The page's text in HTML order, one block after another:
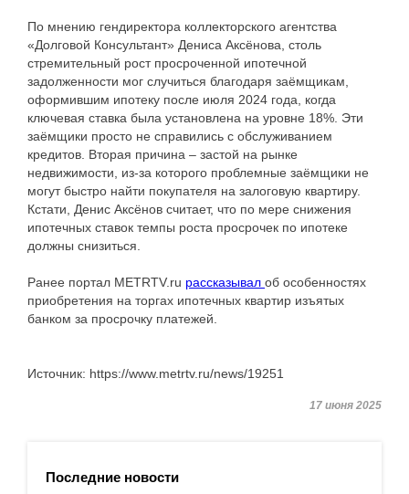
По мнению гендиректора коллекторского агентства
«Долговой Консультант» Дениса Аксёнова, столь
стремительный рост просроченной ипотечной
задолженности мог случиться благодаря заёмщикам,
оформившим ипотеку после июля 2024 года, когда
ключевая ставка была установлена на уровне 18%. Эти
заёмщики просто не справились с обслуживанием
кредитов. Вторая причина – застой на рынке
недвижимости, из-за которого проблемные заёмщики не
могут быстро найти покупателя на залоговую квартиру.
Кстати, Денис Аксёнов считает, что по мере снижения
ипотечных ставок темпы роста просрочек по ипотеке
должны снизиться.
Ранее портал METRTV.ru рассказывал об особенностях
приобретения на торгах ипотечных квартир изъятых
банком за просрочку платежей.
Источник: https://www.metrtv.ru/news/19251
17 июня 2025
Последние новости